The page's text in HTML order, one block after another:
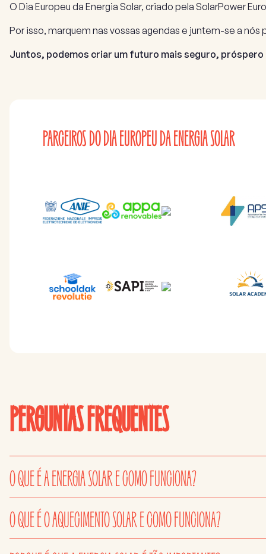
O Dia Europeu da Energia Solar, criado pela SolarPower
Por isso, marquem nas vossas agendas e juntem-se a nós
Juntos, podemos criar um futuro mais seguro,
PARCEIROS DO DIA EUROPEU DA ENERGIA SOLAR
PERGUNTAS FREQUENTES
O QUE É A ENERGIA SOLAR E COMO FUNCIONA?
O QUE É O AQUECIMENTO SOLAR E COMO FUNCIONA?